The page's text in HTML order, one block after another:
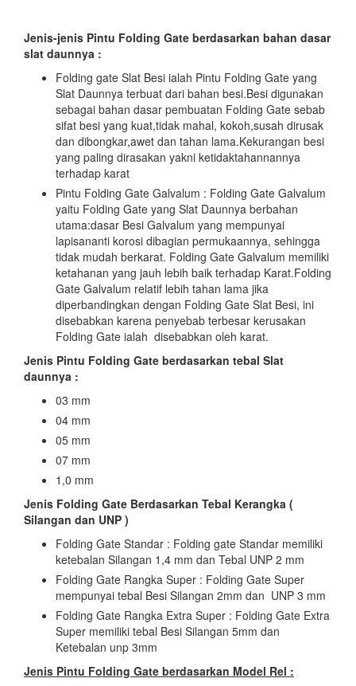
Jenis-jenis Pintu Folding Gate berdasarkan bahan dasar
slat daunnya :
Folding gate Slat Besi ialah Pintu Folding Gate yang
Slat Daunnya terbuat dari bahan besi.Besi digunakan
sebagai bahan dasar pembuatan Folding Gate sebab
sifat besi yang kuat,tidak mahal, kokoh,susah dirusak
dan dibongkar,awet dan tahan lama.Kekurangan besi
yang paling dirasakan yakni ketidaktahannannya
terhadap karat
Pintu Folding Gate Galvalum : Folding Gate Galvalum
yaitu Folding Gate yang Slat Daunnya berbahan
utama:dasar Besi Galvalum yang mempunyai
lapisananti korosi dibagian permukaannya, sehingga
tidak mudah berkarat. Folding Gate Galvalum memiliki
ketahanan yang jauh lebih baik terhadap Karat.Folding
Gate Galvalum relatif lebih tahan lama jika
diperbandingkan dengan Folding Gate Slat Besi, ini
disebabkan karena penyebab terbesar kerusakan
Folding Gate ialah disebabkan oleh karat.
Jenis Pintu Folding Gate berdasarkan tebal Slat
daunnya :
03 mm
04 mm
05 mm
07 mm
1,0 mm
Jenis Folding Gate Berdasarkan Tebal Kerangka (
Silangan dan UNP )
Folding Gate Standar : Folding gate Standar memiliki
ketebalan Silangan 1,4 mm dan Tebal UNP 2 mm
Folding Gate Rangka Super : Folding Gate Super
mempunyai tebal Besi Silangan 2mm dan UNP 3 mm
Folding Gate Rangka Extra Super : Folding Gate Extra
Super memiliki tebal Besi Silangan 5mm dan
Ketebalan unp 3mm
Jenis Pintu Folding Gate berdasarkan Model Rel :